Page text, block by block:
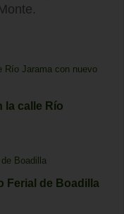
la calle Río
Ferial de Boadilla